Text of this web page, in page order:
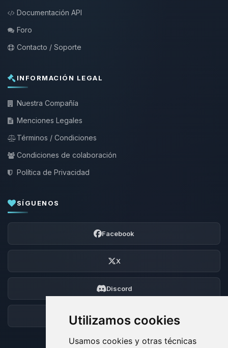
Utilizamos cookies
Usamos cookies y otras técnicas
Documentación API
Foro
Contacto / Soporte
INFORMACIÓN LEGAL
Nuestra Compañía
Menciones Legales
Términos / Condiciones
Condiciones de colaboración
Política de Privacidad
SÍGUENOS
Facebook
X
Discord
Foro